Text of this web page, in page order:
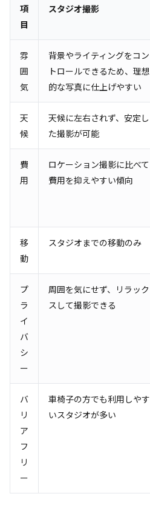
項
目
スタジオ撮影
雰
囲
気
背景やライティングをコン
トロールできるため、理想
的な写真に仕上げやすい
天
候
天候に左右されず、安定し
た撮影が可能
費
用
ロケーション撮影に比べて
費用を抑えやすい傾向
移
動
スタジオまでの移動のみ
プ
ラ
イ
バ
シ
ー
周囲を気にせず、リラック
スして撮影できる
バ
リ
ア
フ
リ
ー
車椅子の方でも利用しやす
いスタジオが多い